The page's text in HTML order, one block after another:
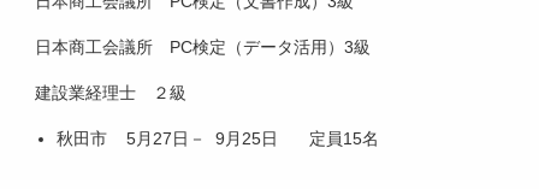
日本商工会議所 PC検定（データ活用）3級
建設業経理士 ２級
秋田市 5月27日－ 9月25日 定員15名